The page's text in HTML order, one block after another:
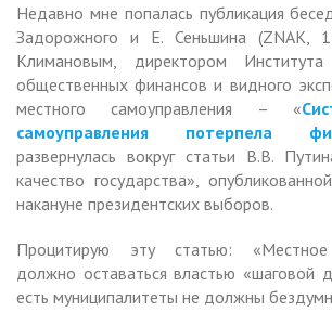
Недавно мне попалась публикация
Задорожного и Е. Сеньшина (ZNAK,
Климановым, директором Института
общественных финансов и видного
местного самоуправления – «
самоуправления потерпела
развернулась вокруг статьи В.В.
качество государства»,
накануне президентских выборов.
Процитирую эту статью: «Местное
должно оставаться властью «шаговой
есть муниципалитеты не должны